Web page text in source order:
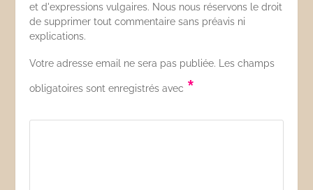
et d'expressions vulgaires. Nous nous réservons le droit
de supprimer tout commentaire sans préavis ni
explications.
Votre adresse email ne sera pas publiée. Les champs
obligatoires sont enregistrés avec *